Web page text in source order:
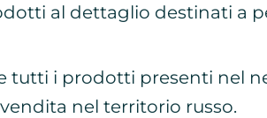
al dettaglio destinati a
tutti i prodotti presenti nel
nel territorio russo.